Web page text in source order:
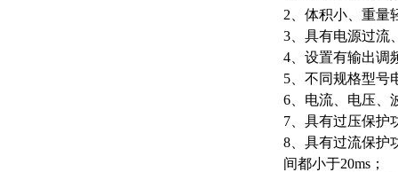
2、体积小、重量
3、具有电源过流
4、设置有输出调
5、不同规格型号
6、电流、电压、
7、具有过压保护
8、具有过流保护
间都小于20ms；